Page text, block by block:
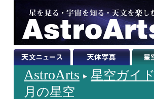
AstroArts 星空ガイド
月の星空